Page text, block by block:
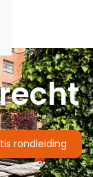
rondleiding